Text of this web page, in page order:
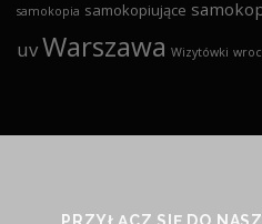
samokopia samokopiujące
uvWarszawa Wizytówki